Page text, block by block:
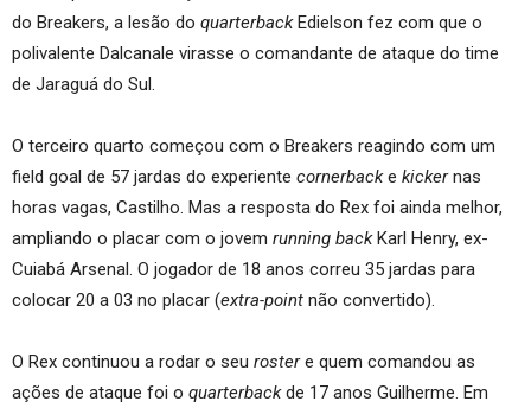
do Breakers, a lesão do quarterbackEdielson fez com que o
polivalente Dalcanale virasse o comandante de ataque do time
de Jaraguá do Sul.
O terceiro quarto começou com o Breakers reagindo com um
field goal de 57 jardas do experiente cornerbacke kickernas
horas vagas, Castilho. Mas a resposta do Rex foi ainda melhor,
ampliando o placar com o jovem running backKarl Henry, ex-
Cuiabá Arsenal. O jogador de 18 anos correu 35 jardas para
colocar 20 a 03 no placar (extra-point não convertido).
O Rex continuou a rodar o seu rostere quem comandou as
ações de ataque foi o quarterbackde 17 anos Guilherme. Em